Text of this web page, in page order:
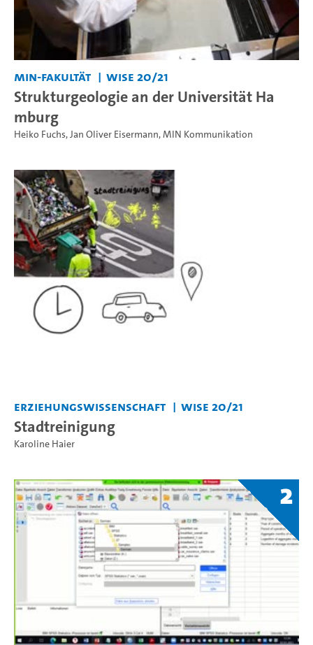
MIN-Fakultät WiSe 20/21
Strukturgeologie an der Universität Ha
mburg
Heiko Fuchs,Jan Oliver Eisermann,MIN Kommunikation
Erziehungswissenschaft WiSe 20/21
Stadtreinigung
Karoline Haier
2